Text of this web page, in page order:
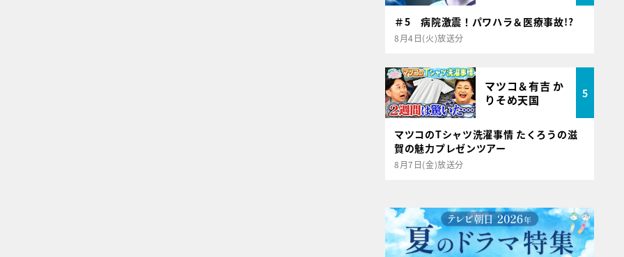
＃5 病院激震！パワハラ＆医療事故!?
8月4日(火)放送分
マツコ＆有吉 か
りそめ天国
5
マツコのTシャツ洗濯事情 たくろうの滋
賀の魅力プレゼンツアー
8月7日(金)放送分